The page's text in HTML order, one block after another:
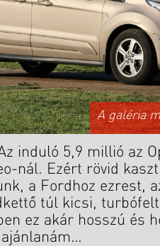
A galéria
induló 5,9 millió az
nál. Ezért rövid
a Fordhoz ezrest,
túl kicsi,
ez akár hosszú és